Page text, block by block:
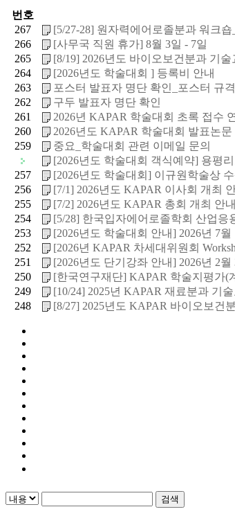
번호
267
[5/27-28] 원자력에어로졸분과 워크
266
[사무국 직원 휴가] 8월 3일 - 7일
265
[8/19] 2026년도 바이오보건분과 기
264
[2026년도 학술대회 ] 등록비 안내
263
포스터 발표자 명단 확인_포스터 규
262
구두 발표자 명단 확인
261
2026년 KAPAR 학술대회 초록 접수
260
2026년도 KAPAR 학술대회 발표논문
259
중요_학술대회 관련 이메일 문의
[2026년도 학술대회 객식예약] 용평
257
[2026년도 학술대회] 이규원학술상
256
[7/1] 2026년도 KAPAR 이사회 개최
255
[7/2] 2026년도 KAPAR 총회 개최 안내
254
[5/28] 한국입자에어로졸학회 산업응
253
[2026년도 학술대회 안내] 2026년 7월
252
[2026년 KAPAR 차세대위원회
251
[2026년도 단기강좌 안내] 2026년 2월
250
[한국연구재단] KAPAR 학술지평가(
249
[10/24] 2025년 KAPAR 재료분과 기
248
[8/27] 2025년도 KAPAR 바이오보건
검색